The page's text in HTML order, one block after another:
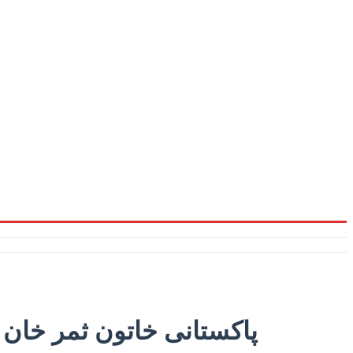
پاکستانی خاتون ثمر